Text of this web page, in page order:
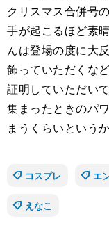
クリスマス合併号
手が起こるほど素
んは登場の度に大
飾っていただくな
証明していただい
集まったときのパ
まうくらいという
コスプレ
エ
えなこ